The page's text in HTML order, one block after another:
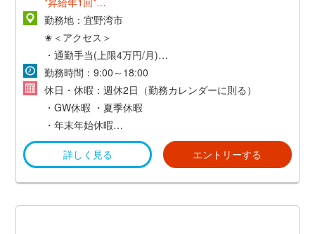
【給与モデル】
25歳／営業経験なしの社員の場合
基本給187,000円＋その他手当
＊割増賃金別途支給
＊昇進・昇給制度（年1回）
＊経験・能力等を考慮のうえ優遇
*スキル・プロジェクト手当は10,000円~/月、個人のス
勤務地：宜野湾市
✬＜アクセス＞
・通勤手当(上限4万円/月)
・マイカー通勤可(無料駐車場あり)
勤務時間：9:00～18:00
休日・休暇：週休2日（勤務カレンダーに則る）
・GW休暇 ・夏季休暇
・年末年始休暇
・慶弔休暇
・産前産後休暇
詳しく見る エントリーする